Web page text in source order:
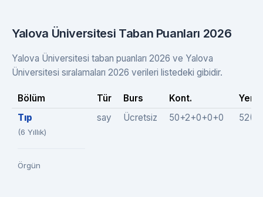
Yalova Üniversitesi Taban Puanları 2026
Yalova Üniversitesi taban puanları 2026 ve Yalova
Üniversitesi sıralamaları 2026 verileri listedeki gibidir.
Bölüm Tür Burs Kont.
Yer.
Tıp
(6 Yıllık)
Örgün
say Ücretsiz 50+2+0+0+0